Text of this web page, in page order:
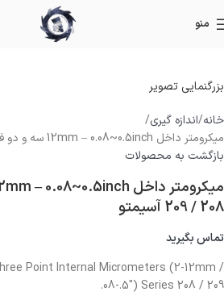
منو
بزرگنمایی تصویر
خانه اندازه گیری
میکرومتر داخل 12mm – 0.08~0.5inch سه و دو فک سری 208 / 209 آسیمتو
بازگشت به محصولات
208 / 209 آسیمتو
تماس بگیرید
Point Internal Micrometers (2-12mm /
.08-.5″) Series 208 / 209